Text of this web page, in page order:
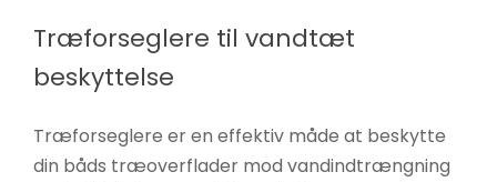
Træforseglere til vandtæt
beskyttelse
Træforseglere er en effektiv måde at beskytte
din båds træoverflader mod vandindtrængning